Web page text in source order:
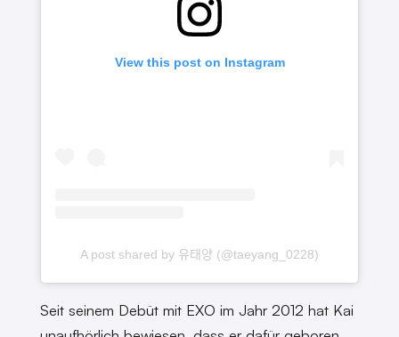
View this post on Instagram
A post shared by 유태양 (@taeyang_0228)
Seit seinem Debüt mit EXO im Jahr 2012 hat Kai